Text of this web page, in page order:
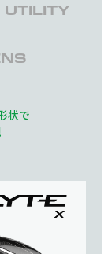
UTILITY
状で